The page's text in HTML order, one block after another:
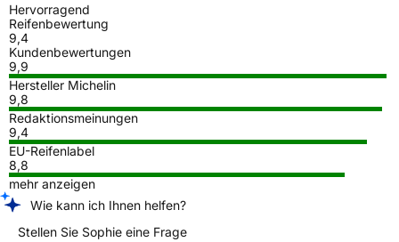
Hervorragend
Reifenbewertung
9,4
Kundenbewertungen
9,9
Hersteller Michelin
9,8
Redaktionsmeinungen
9,4
EU-Reifenlabel
8,8
mehr anzeigen
Wie kann ich Ihnen helfen?
Stellen Sie Sophie eine Frage